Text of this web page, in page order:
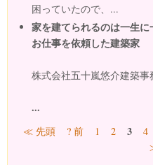
困っていたので、...
家を建てられるのは一生
お仕事を依頼した建築家
株式会社五十嵐悠介建築
...
ページ
≪ 先頭 ? 前 1 2 3 4